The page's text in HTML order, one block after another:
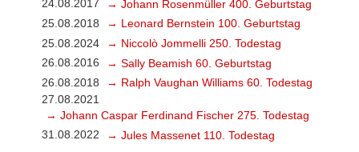
24.08.2017
→ Johann Rosenmüller 400. Geburtstag
25.08.2018
→ Leonard Bernstein 100. Geburtstag
25.08.2024
→ Niccolò Jommelli 250. Todestag
26.08.2016
→ Sally Beamish 60. Geburtstag
26.08.2018
→ Ralph Vaughan Williams 60. Todestag
27.08.2021
→ Johann Caspar Ferdinand Fischer 275. Todestag
31.08.2022
→ Jules Massenet 110. Todestag